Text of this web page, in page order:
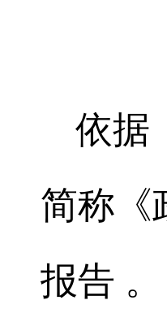
依据
简称《
报告